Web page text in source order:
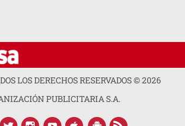
LOS DERECHOS RESERVADOS ©2026
PUBLICITARIA S.A.